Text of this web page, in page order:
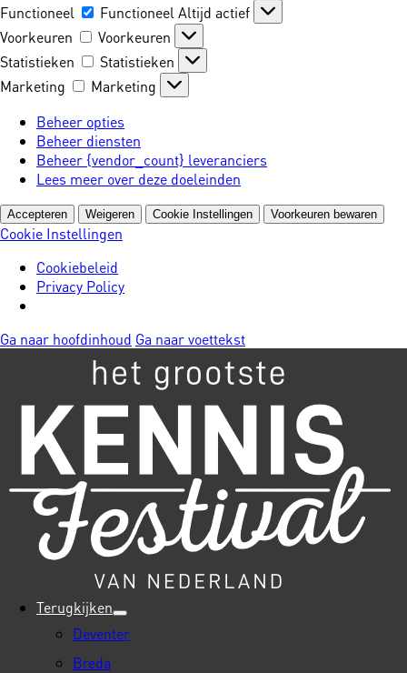
Functioneel
Functioneel Altijd actief
Voorkeuren
Voorkeuren
Statistieken
Statistieken
Marketing
Marketing
Beheer opties
Beheer diensten
Beheer {vendor_count} leveranciers
Lees meer over deze doeleinden
Accepteren Weigeren Cookie Instellingen Voorkeuren bewaren
Cookie Instellingen
Cookiebeleid
Privacy Policy
Ga naar hoofdinhoud Ga naar voettekst
Terugkijken
Deventer
Breda